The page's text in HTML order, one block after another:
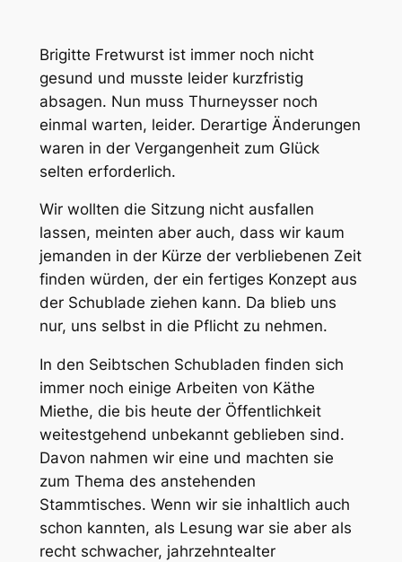
Brigitte Fretwurst ist immer noch nicht
gesund und musste leider kurzfristig
absagen. Nun muss Thurneysser noch
einmal warten, leider. Derartige Änderungen
waren in der Vergangenheit zum Glück
selten erforderlich.
Wir wollten die Sitzung nicht ausfallen
lassen, meinten aber auch, dass wir kaum
jemanden in der Kürze der verbliebenen Zeit
finden würden, der ein fertiges Konzept aus
der Schublade ziehen kann. Da blieb uns
nur, uns selbst in die Pflicht zu nehmen.
In den Seibtschen Schubladen finden sich
immer noch einige Arbeiten von Käthe
Miethe, die bis heute der Öffentlichkeit
weitestgehend unbekannt geblieben sind.
Davon nahmen wir eine und machten sie
zum Thema des anstehenden
Stammtisches. Wenn wir sie inhaltlich auch
schon kannten, als Lesung war sie aber als
recht schwacher, jahrzehntealter